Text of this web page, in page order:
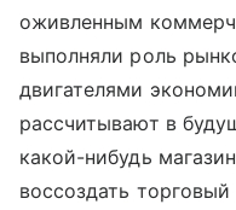
оживленным
выполняли роль
двигателями
рассчитывают в
какой-нибудь
воссоздать